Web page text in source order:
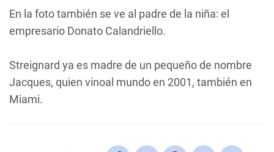
En la foto también se ve al padre de la niña: el
empresario Donato Calandriello.
Streignard ya es madre de un pequeño de nombre
Jacques, quien vinoal mundo en 2001, también en
Miami.